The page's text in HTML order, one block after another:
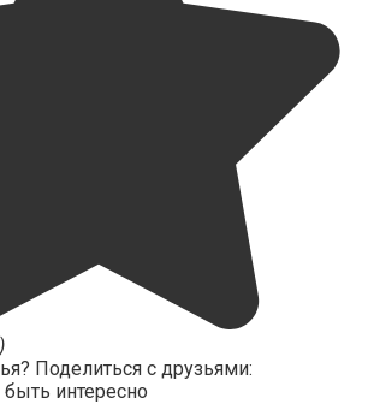
Поделиться с друзьями:
интересно